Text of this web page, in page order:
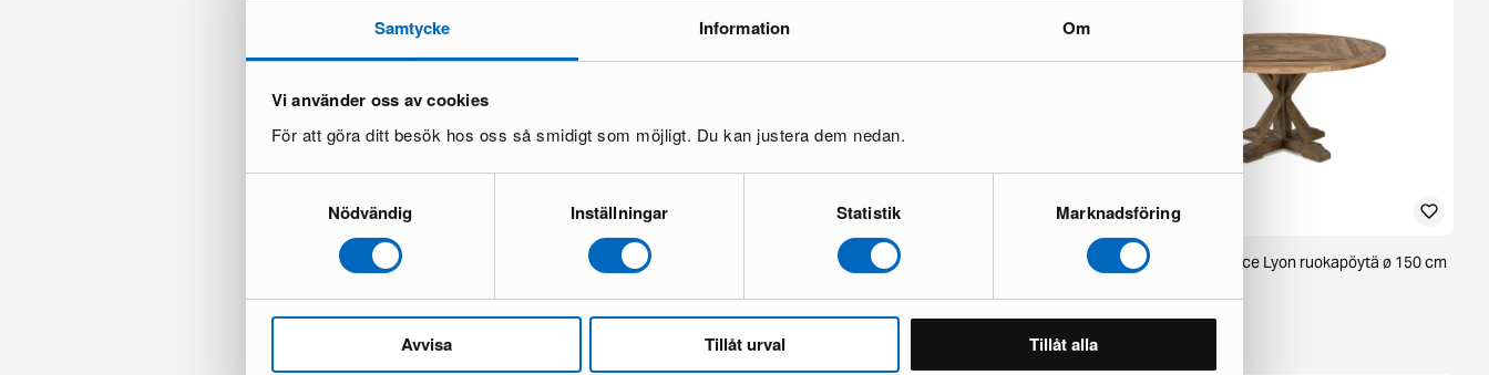
Samtycke Information Om
Vi använder oss av cookies
För att göra ditt besök hos oss så smidigt som möjligt. Du kan justera dem nedan.
Nödvändig Inställningar Statistik Marknadsföring
Avvisa Tillåt urval Tillåt alla
Filip ruokapöydän tuoli taupe, 4 kpl setti
149 €
Siena ruokapöytä ø 150 cm ruskea
269 €
Säästät 116 €
Scandinavian Choice Lyon ruokapöytä ø 150 cm
359 €